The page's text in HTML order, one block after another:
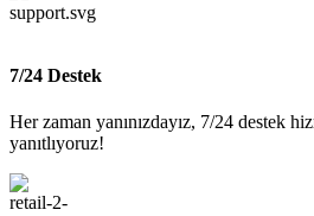
7/24 Destek
Her zaman yanınızdayız, 7/24 destek
yanıtlıyoruz!